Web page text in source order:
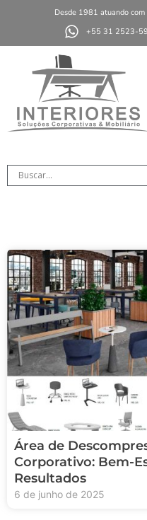
Desde 1981 atuando
+55 31 2523-
Área de
Corporativo: Bem-
Resultados
6 de junho de 2025